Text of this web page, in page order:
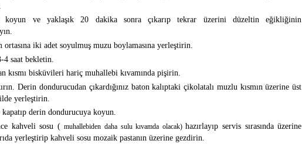
koyun ve yaklaşık 20 dakika sonra çıkarıp tekrar üzerini düzeltin eğikliğinin
ortasına iki adet soyulmuş muzu boylamasına yerleştirin.
saat bekletin.
kısmı bisküvileri hariç muhallebi kıvamında pişirin.
Derin dondurucudan çıkardığınız baton kalıptaki çikolatalı muzlu kısmın üzerine üst
yerleştirin.
derin dondurucuya koyun.
kahveli sosu (muhallebiden daha sulu kıvamda olacak)hazırlayıp servis sırasında üzerine
yerleştirip kahveli sosu mozaik pastanın üzerine gezdirin.